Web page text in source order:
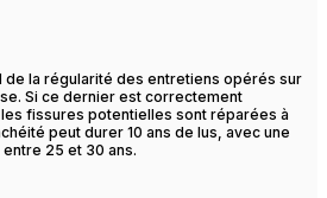
de la régularité des entretiens opérés sur
Si ce dernier est correctement
fissures potentielles sont réparées à
peut durer 10 ans de lus, avec une
25 et 30 ans.